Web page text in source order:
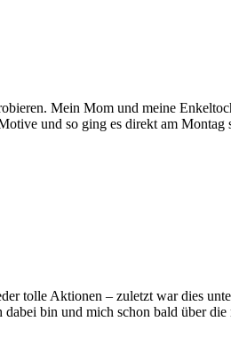
Mein Mom und meine
und so ging es direkt am
tolle Aktionen – zuletzt war dies
bin und mich schon bald über